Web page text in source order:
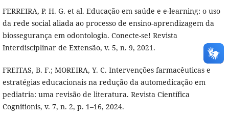
FERREIRA, P. H. G. et al. Educação em saúde e e-learning: o uso
da rede social aliada ao processo de ensino-aprendizagem da
biossegurança em odontologia. Conecte-se! Revista
Interdisciplinar de Extensão, v. 5, n. 9, 2021.
FREITAS, B. F.; MOREIRA, Y. C. Intervenções farmacêuticas e
estratégias educacionais na redução da automedicação em
pediatria: uma revisão de literatura. Revista Científica
Cognitionis, v. 7, n. 2, p. 1–16, 2024.